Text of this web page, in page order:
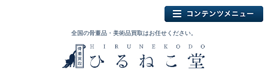
全国の骨董品・美術品買取はお任せください。